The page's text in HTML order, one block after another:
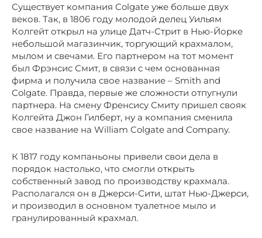
Существует компания Colgate уже больше двух
веков. Так, в 1806 году молодой делец Уильям
Колгейт открыл на улице Датч-Стрит в Нью-Йорке
небольшой магазинчик, торгующий крахмалом,
мылом и свечами. Его партнером на тот момент
был Фрэнсис Смит, в связи с чем основанная
фирма и получила свое название – Smith and
Colgate. Правда, первые же сложности отпугнули
партнера. На смену Френсису Смиту пришел свояк
Колгейта Джон Гилберт, ну а компания сменила
свое название на William Colgate and Company.
К 1817 году компаньоны привели свои дела в
порядок настолько, что смогли открыть
собственный завод по производству крахмала.
Располагался он в Джерси-Сити, штат Нью-Джерси,
и производил в основном туалетное мыло и
гранулированный крахмал.